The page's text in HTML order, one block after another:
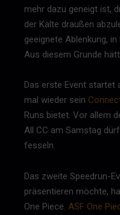
mehr dazu geneigt ist,
der Kälte draußen
geeignete Ablenkung,
Aus diesem Grunde
Das erste Event startet
mal wieder sein
Runs bietet. Vor allem
All CC am Samstag
fesseln.
Das zweite Speedrun-
präsentieren möchte,
One Piece. ASF One